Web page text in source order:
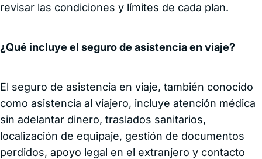
revisar las condiciones y límites de cada plan.
¿Qué incluye el seguro de asistencia en viaje?
El seguro de asistencia en viaje, también conocido
como asistencia al viajero, incluye atención médica
sin adelantar dinero, traslados sanitarios,
localización de equipaje, gestión de documentos
perdidos, apoyo legal en el extranjero y contacto